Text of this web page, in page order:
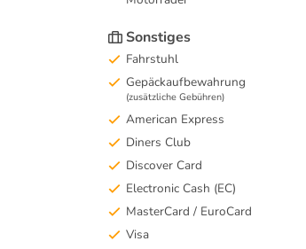
Sonstiges
Fahrstuhl
Gepäckaufbewahrung
(zusätzliche Gebühren)
American Express
Diners Club
Discover Card
Electronic Cash (EC)
MasterCard / EuroCard
Visa